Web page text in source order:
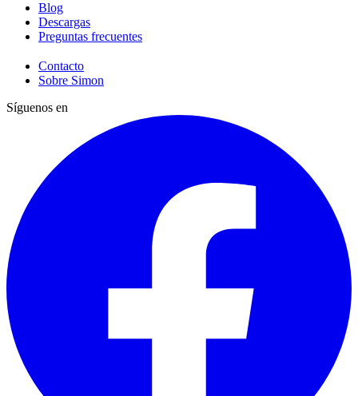
Blog
Descargas
Preguntas frecuentes
Contacto
Sobre Simon
Síguenos en